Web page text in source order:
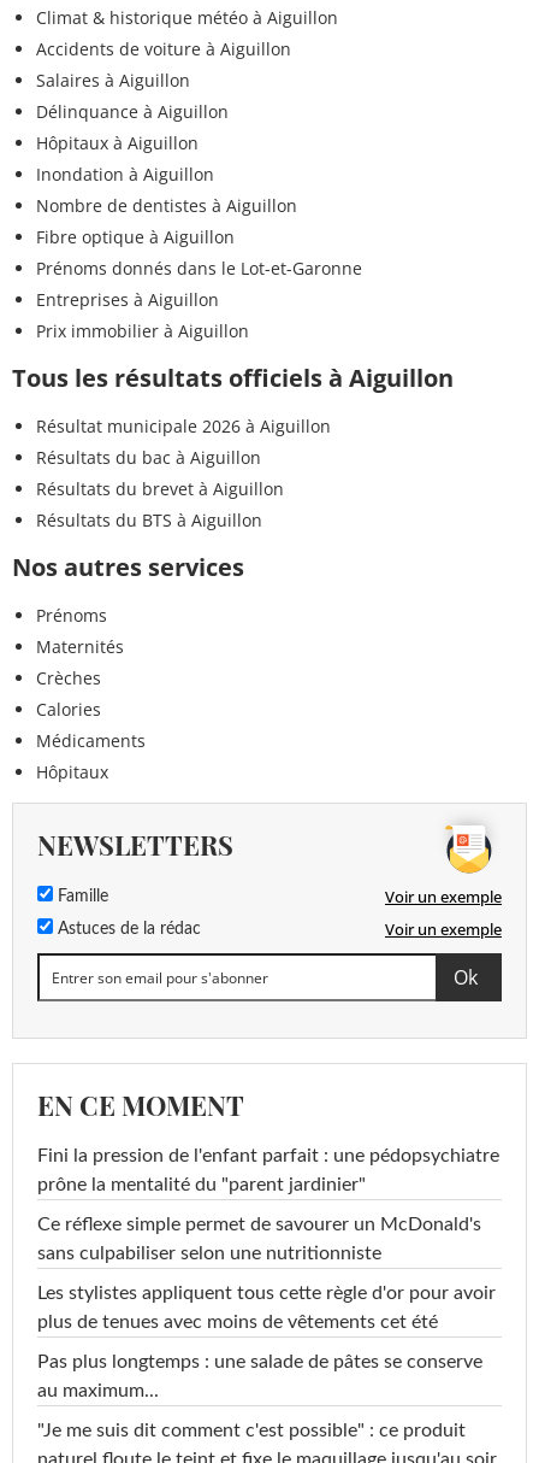
Climat & historique météo à Aiguillon
Accidents de voiture à Aiguillon
Salaires à Aiguillon
Délinquance à Aiguillon
Hôpitaux à Aiguillon
Inondation à Aiguillon
Nombre de dentistes à Aiguillon
Fibre optique à Aiguillon
Prénoms donnés dans le Lot-et-Garonne
Entreprises à Aiguillon
Prix immobilier à Aiguillon
Tous les résultats officiels à Aiguillon
Résultat municipale 2026 à Aiguillon
Résultats du bac à Aiguillon
Résultats du brevet à Aiguillon
Résultats du BTS à Aiguillon
Nos autres services
Prénoms
Maternités
Crèches
Calories
Médicaments
Hôpitaux
NEWSLETTERS
Famille Voir un exemple
Astuces de la rédac Voir un exemple
EN CE MOMENT
Fini la pression de l'enfant parfait : une pédopsychiatre
prône la mentalité du "parent jardinier"
Ce réflexe simple permet de savourer un McDonald's
sans culpabiliser selon une nutritionniste
Les stylistes appliquent tous cette règle d'or pour avoir
plus de tenues avec moins de vêtements cet été
Pas plus longtemps : une salade de pâtes se conserve
au maximum...
"Je me suis dit comment c'est possible" : ce produit